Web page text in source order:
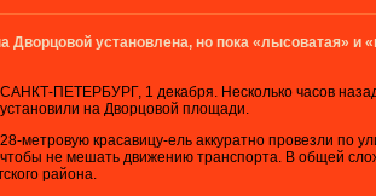
Дворцовой установлена, но пока «лысоватая» и
САНКТ-ПЕТЕРБУРГ, 1 декабря. Несколько часов
установили на Дворцовой площади.
28-метровую красавицу-ель аккуратно провезли по
чтобы не мешать движению транспорта. В общей
района.